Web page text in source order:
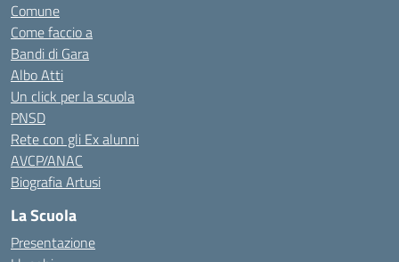
Comune
Come faccio a
Bandi di Gara
Albo Atti
Un click per la scuola
PNSD
Rete con gli Ex alunni
AVCP/ANAC
Biografia Artusi
La Scuola
Presentazione